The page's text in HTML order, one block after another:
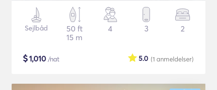
Sejlbåd
50 ft
15 m
4 3 2
$1,010 /nat (1 anmeldelser)
5.0